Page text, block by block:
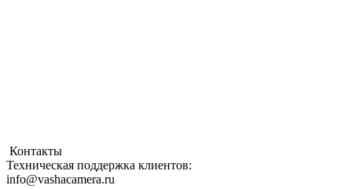
Контакты
Техническая поддержка клиентов:
info@vashacamera.ru